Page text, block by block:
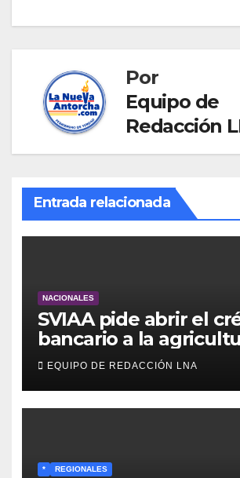
Por
Equipo de
Redacción
Entrada relacionada
NACIONALES
SVIAA pide abrir el
bancario a la
familiar en Venezuela
EQUIPO DE REDACCIÓN LNA
* REGIONALES